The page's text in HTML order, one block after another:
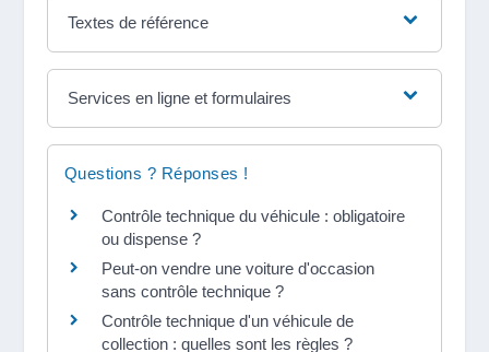
Textes de référence
Services en ligne et formulaires
Questions ? Réponses !
Contrôle technique du véhicule : obligatoire
ou dispense ?
Peut-on vendre une voiture d'occasion
sans contrôle technique ?
Contrôle technique d'un véhicule de
collection : quelles sont les règles ?